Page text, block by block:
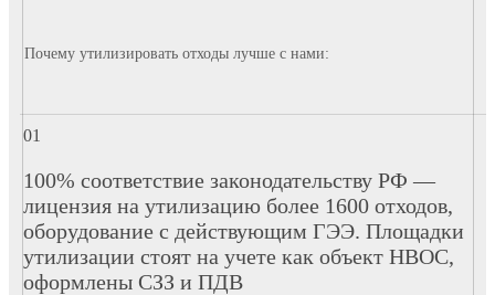
Почему утилизировать отходы лучше с нами:
100% соответствие законодательству РФ —
лицензия на утилизацию более 1600 отходов,
оборудование с действующим ГЭЭ. Площадки
утилизации стоят на учете как объект НВОС,
оформлены СЗЗ и ПДВ